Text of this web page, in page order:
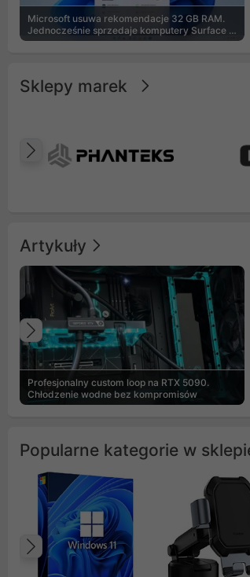
Microsoft usuwa rekomendacje 32 GB RAM.
Jednocześnie sprzedaje komputery Surface z
8 GB
Sklepy marek
Poprzedni
Artykuły
Profesjonalny custom loop na RTX 5090.
Chłodzenie wodne bez kompromisów
Poprzedni
Popularne kategorie w
Poprzedni